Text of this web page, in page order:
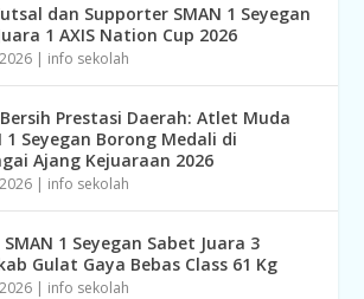
dan Supporter SMAN 1 Seyegan
1 AXIS Nation Cup 2026
| info sekolah
Prestasi Daerah: Atlet Muda
1 Seyegan Borong Medali di
Ajang Kejuaraan 2026
| info sekolah
SMAN 1 Seyegan Sabet Juara 3
Gulat Gaya Bebas Class 61 Kg
| info sekolah